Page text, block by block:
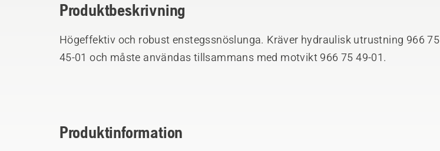
Produktbeskrivning
Högeffektiv och robust enstegssnöslunga. Kräver hydraulisk utrustning 966 75
45-01 och måste användas tillsammans med motvikt 966 75 49-01.
Produktinformation